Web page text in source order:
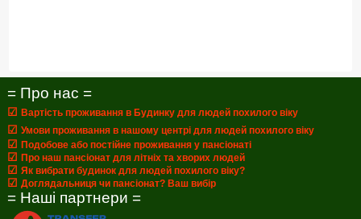
= Про нас =
☑ Вартість проживання в Будинку для людей похилого віку
☑ Умови проживання в нашому центрі для людей похилого віку
☑ Подобове або постійне проживання у пансіонаті
☑ Про наш пансіонат для літніх та хворих людей
☑ Як вибрати будинок для людей похилого віку?
☑ Доглядальниця чи пансіонат? Ваш вибір
= Наші партнери =